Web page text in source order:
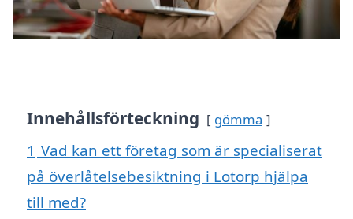
Innehållsförteckning gömma
1 Vad kan ett företag som är specialiserat
på överlåtelsebesiktning i Lotorp hjälpa
till med?